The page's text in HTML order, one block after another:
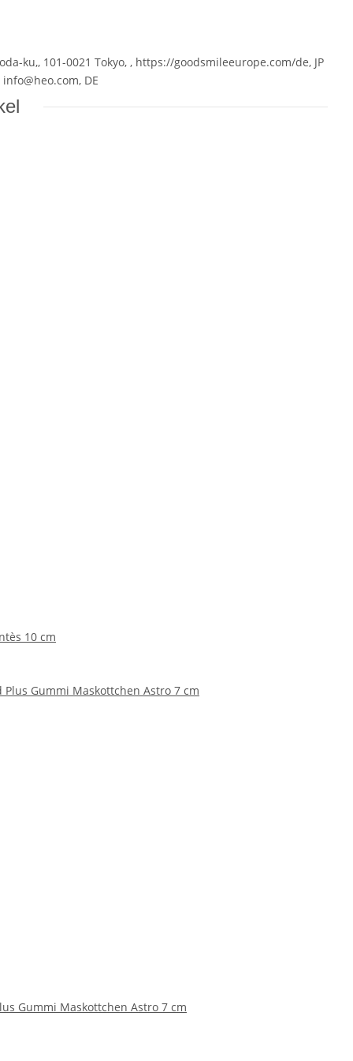
ku,, 101-0021 Tokyo, , https://goodsmileeurope.com/de, JP
DE
10 cm
Gummi Maskottchen Astro 7 cm